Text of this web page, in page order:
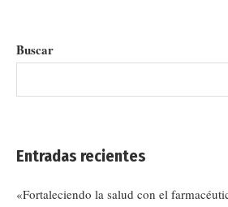
Buscar
Entradas recientes
«Fortaleciendo la salud con el